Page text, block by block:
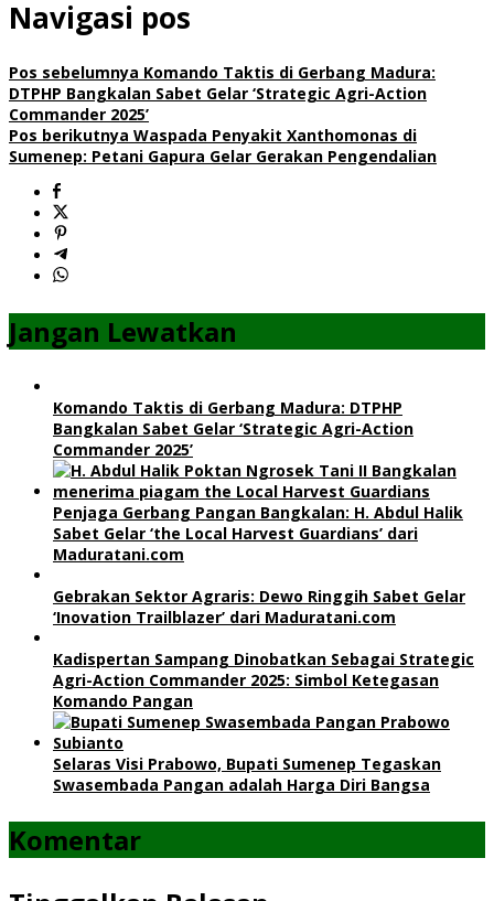
Navigasi pos
Pos sebelumnya Komando Taktis di Gerbang Madura:
DTPHP Bangkalan Sabet Gelar ‘Strategic Agri-Action
Commander 2025’
Pos berikutnya Waspada Penyakit Xanthomonas di
Sumenep: Petani Gapura Gelar Gerakan Pengendalian
Jangan Lewatkan
Komando Taktis di Gerbang Madura: DTPHP
Bangkalan Sabet Gelar ‘Strategic Agri-Action
Commander 2025’
Penjaga Gerbang Pangan Bangkalan: H. Abdul Halik
Sabet Gelar ‘the Local Harvest Guardians’ dari
Maduratani.com
Gebrakan Sektor Agraris: Dewo Ringgih Sabet Gelar
‘Inovation Trailblazer’ dari Maduratani.com
Kadispertan Sampang Dinobatkan Sebagai Strategic
Agri-Action Commander 2025: Simbol Ketegasan
Komando Pangan
Selaras Visi Prabowo, Bupati Sumenep Tegaskan
Swasembada Pangan adalah Harga Diri Bangsa
Komentar